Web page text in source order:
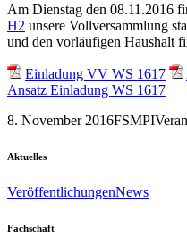
Am Dienstag den 08.11.2016
H2 unsere Vollversammlung
und den vorläufigen Haushalt
Einladung VV WS 1617
Ansatz Einladung WS 1617
8. November 2016FSMPI
Aktuelles
VeröffentlichungenNews
Fachschaft